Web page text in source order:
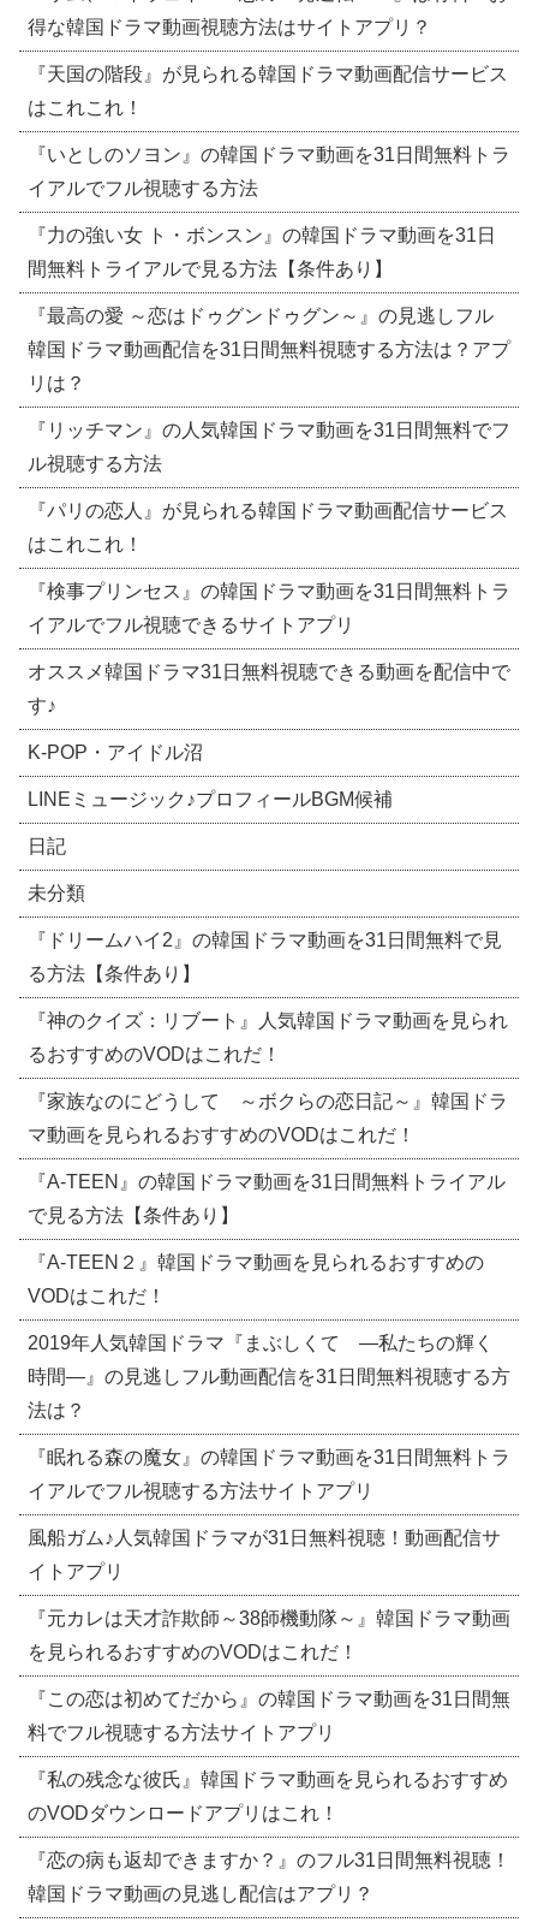
得な韓国ドラマ動画視聴方法はサイトアプリ？
『天国の階段』が見られる韓国ドラマ動画配信サービス
はこれこれ！
『いとしのソヨン』の韓国ドラマ動画を31日間無料トラ
イアルでフル視聴する方法
『力の強い女 ト・ボンスン』の韓国ドラマ動画を31日
間無料トライアルで見る方法【条件あり】
『最高の愛 ～恋はドゥグンドゥグン～』の見逃しフル
韓国ドラマ動画配信を31日間無料視聴する方法は？アプ
リは？
『リッチマン』の人気韓国ドラマ動画を31日間無料でフ
ル視聴する方法
『パリの恋人』が見られる韓国ドラマ動画配信サービス
はこれこれ！
『検事プリンセス』の韓国ドラマ動画を31日間無料トラ
イアルでフル視聴できるサイトアプリ
オススメ韓国ドラマ31日無料視聴できる動画を配信中で
す♪
​K-POP・アイドル沼
LINEミュージック♪プロフィールBGM候補
日記
未分類
『ドリームハイ2』の韓国ドラマ動画を31日間無料で見
る方法【条件あり】
『神のクイズ：リブート』人気韓国ドラマ動画を見られ
るおすすめのVODはこれだ！
『家族なのにどうして ～ボクらの恋日記～』韓国ドラ
マ動画を見られるおすすめのVODはこれだ！
『A-TEEN』の韓国ドラマ動画を31日間無料トライアル
で見る方法【条件あり】
『A-TEEN２』韓国ドラマ動画を見られるおすすめの
VODはこれだ！
2019年人気韓国ドラマ『まぶしくて ―私たちの輝く
時間―』の見逃しフル動画配信を31日間無料視聴する方
法は？
『眠れる森の魔女』の韓国ドラマ動画を31日間無料トラ
イアルでフル視聴する方法サイトアプリ
風船ガム♪人気韓国ドラマが31日無料視聴！動画配信サ
イトアプリ
『元カレは天才詐欺師～38師機動隊～』韓国ドラマ動画
を見られるおすすめのVODはこれだ！
『この恋は初めてだから』の韓国ドラマ動画を31日間無
料でフル視聴する方法サイトアプリ
『私の残念な彼氏』韓国ドラマ動画を見られるおすすめ
のVODダウンロードアプリはこれ！
『恋の病も返却できますか？』のフル31日間無料視聴！
韓国ドラマ動画の見逃し配信はアプリ？